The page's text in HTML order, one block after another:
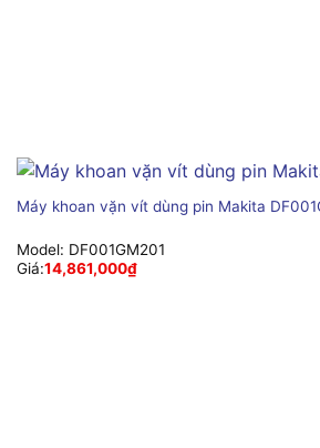
Máy khoan vặn vít dùng pin Makita
Model: DF001GM201
Giá:14,861,000₫